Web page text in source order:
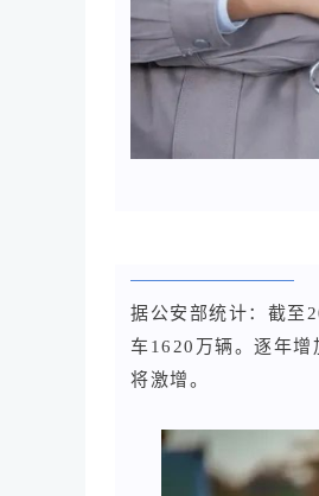
据公安部统计：截至
车1620万辆。逐年增
将激增。